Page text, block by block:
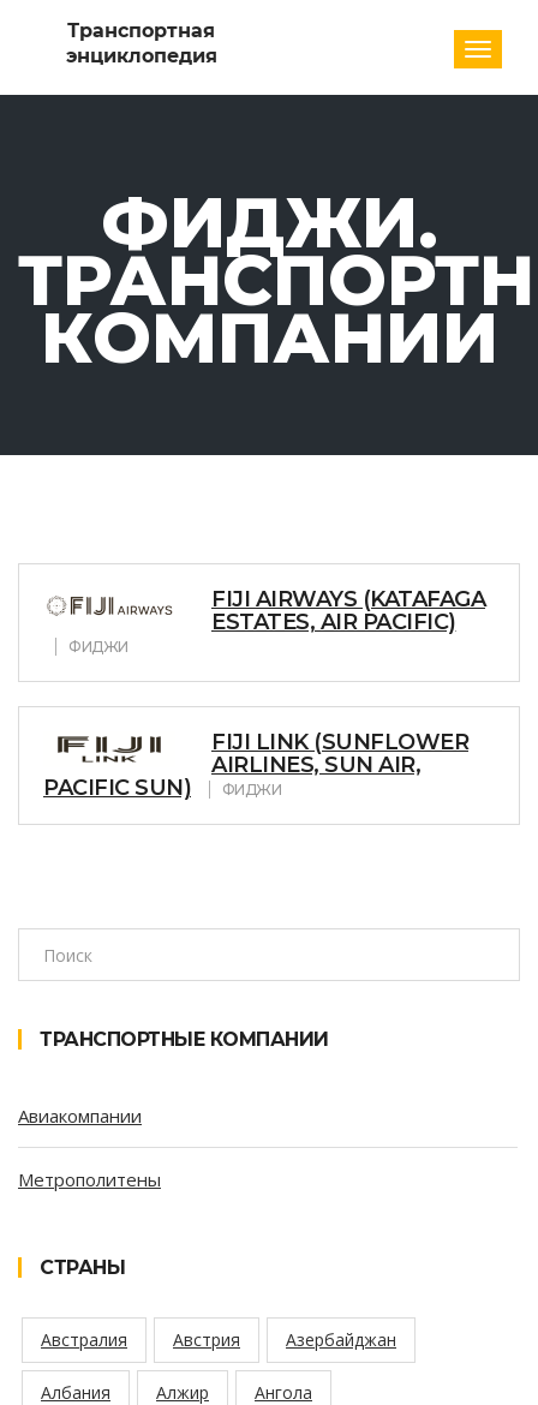
ФИДЖИ.
КОМПАНИИ
FIJI AIRWAYS (KATAFAGA
ESTATES, AIR PACIFIC)
ФИДЖИ
FIJI LINK (SUNFLOWER
AIRLINES, SUN AIR,
PACIFIC SUN)
ФИДЖИ
ТРАНСПОРТНЫЕ КОМПАНИИ
Авиакомпании
Метрополитены
СТРАНЫ
Австралия Австрия Азербайджан
Албания Алжир Ангола